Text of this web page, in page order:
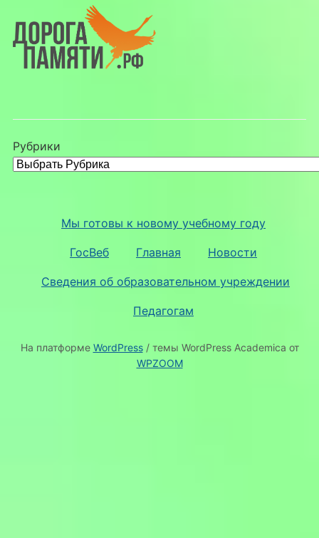
Рубрики
Мы готовы к новому учебному году
ГосВеб Главная Новости
Сведения об образовательном учреждении
Педагогам
На платформе WordPress/ темы WordPress Academica от
WPZOOM